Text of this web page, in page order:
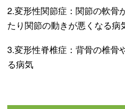
2.変形性関節症：関節の軟骨
たり関節の動きが悪くなる病
3.変形性脊椎症：背骨の椎骨
る病気